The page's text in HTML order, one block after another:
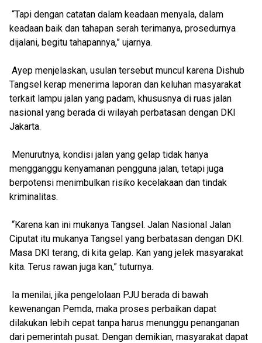
“Tapi dengan catatan dalam keadaan menyala, dalam
keadaan baik dan tahapan serah terimanya, prosedurnya
dijalani, begitu tahapannya,” ujarnya.
Ayep menjelaskan, usulan tersebut muncul karena Dishub
Tangsel kerap menerima laporan dan keluhan masyarakat
terkait lampu jalan yang padam, khususnya di ruas jalan
nasional yang berada di wilayah perbatasan dengan DKI
Jakarta.
Menurutnya, kondisi jalan yang gelap tidak hanya
mengganggu kenyamanan pengguna jalan, tetapi juga
berpotensi menimbulkan risiko kecelakaan dan tindak
kriminalitas.
“Karena kan ini mukanya Tangsel. Jalan Nasional Jalan
Ciputat itu mukanya Tangsel yang berbatasan dengan DKI.
Masa DKI terang, di kita gelap. Kan yang jelek masyarakat
kita. Terus rawan juga kan,” tuturnya.
Ia menilai, jika pengelolaan PJU berada di bawah
kewenangan Pemda, maka proses perbaikan dapat
dilakukan lebih cepat tanpa harus menunggu penanganan
dari pemerintah pusat. Dengan demikian, masyarakat dapat